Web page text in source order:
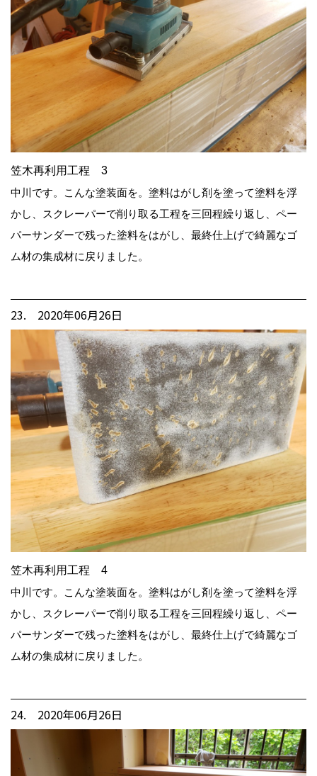
笠木再利用工程 3
中川です。こんな塗装面を。塗料はがし剤を塗って塗料を浮
かし、スクレーパーで削り取る工程を三回程繰り返し、ペー
パーサンダーで残った塗料をはがし、最終仕上げで綺麗なゴ
ム材の集成材に戻りました。
23. 2020年06月26日
笠木再利用工程 4
中川です。こんな塗装面を。塗料はがし剤を塗って塗料を浮
かし、スクレーパーで削り取る工程を三回程繰り返し、ペー
パーサンダーで残った塗料をはがし、最終仕上げで綺麗なゴ
ム材の集成材に戻りました。
24. 2020年06月26日